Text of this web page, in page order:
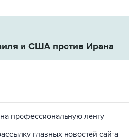
и США против Ирана
главных новостей сайта
новости в официальном